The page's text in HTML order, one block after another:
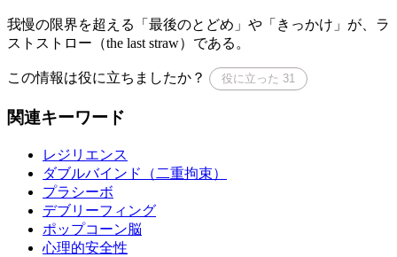
我慢の限界を超える「最後のとどめ」や「きっかけ」が、ラ
ストストロー（the last straw）である。
この情報は役に立ちましたか？ 役に立った 31
関連キーワード
レジリエンス
ダブルバインド（二重拘束）
プラシーボ
デブリーフィング
ポップコーン脳
心理的安全性